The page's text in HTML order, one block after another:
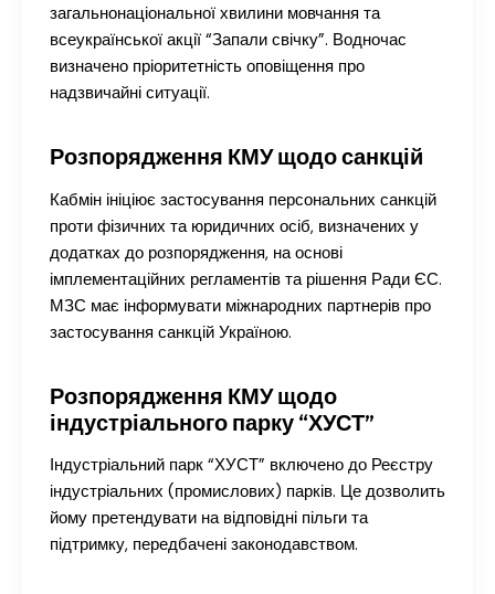
загальнонаціональної хвилини мовчання та
всеукраїнської акції “Запали свічку”. Водночас
визначено пріоритетність оповіщення про
надзвичайні ситуації.
Розпорядження КМУ щодо санкцій
Кабмін ініціює застосування персональних санкцій
проти фізичних та юридичних осіб, визначених у
додатках до розпорядження, на основі
імплементаційних регламентів та рішення Ради ЄС.
МЗС має інформувати міжнародних партнерів про
застосування санкцій Україною.
Розпорядження КМУ щодо
індустріального парку “ХУСТ”
Індустріальний парк “ХУСТ” включено до Реєстру
індустріальних (промислових) парків. Це дозволить
йому претендувати на відповідні пільги та
підтримку, передбачені законодавством.